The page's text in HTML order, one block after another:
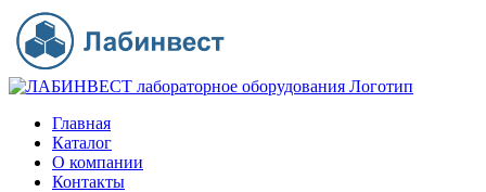
Главная
Каталог
О компании
Контакты